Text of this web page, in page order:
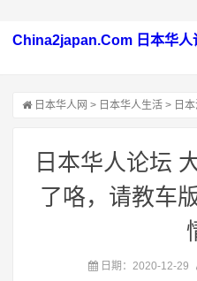
China2japan.Com 日本华人
日本华人网 > 日本华人生活 > 日
日本华人论坛
了咯，请教车
日期：2020-12-29